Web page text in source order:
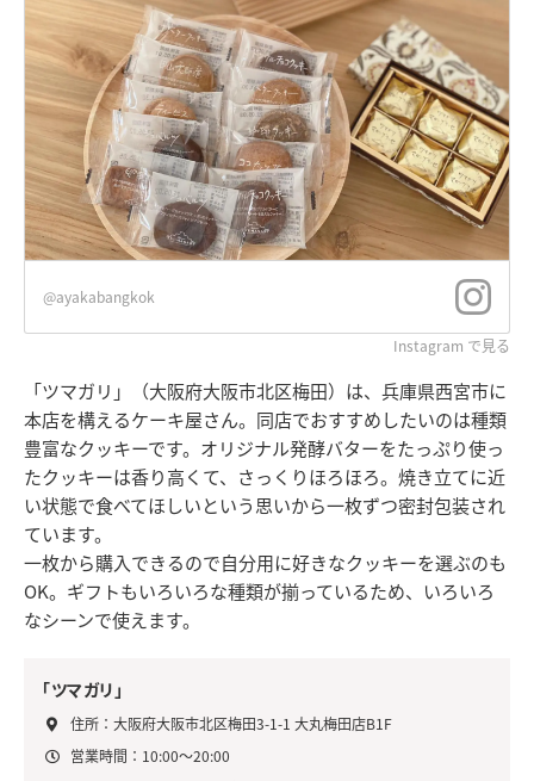
@ayakabangkok
Instagram で見る
「ツマガリ」（大阪府大阪市北区梅田）は、兵庫県西宮市に
本店を構えるケーキ屋さん。同店でおすすめしたいのは種類
豊富なクッキーです。オリジナル発酵バターをたっぷり使っ
たクッキーは香り高くて、さっくりほろほろ。焼き立てに近
い状態で食べてほしいという思いから一枚ずつ密封包装され
ています。
一枚から購入できるので自分用に好きなクッキーを選ぶのも
OK。ギフトもいろいろな種類が揃っているため、いろいろ
なシーンで使えます。
「ツマガリ」
住所：大阪府大阪市北区梅田3-1-1 大丸梅田店B1F
営業時間：10:00〜20:00